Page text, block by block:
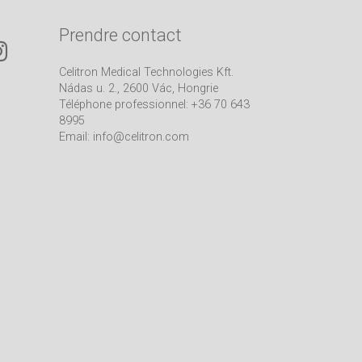
Prendre contact
Celitron Medical Technologies Kft.
Nádas u. 2., 2600 Vác, Hongrie
Téléphone professionnel: +36 70 643
8995
Email: info@celitron.com